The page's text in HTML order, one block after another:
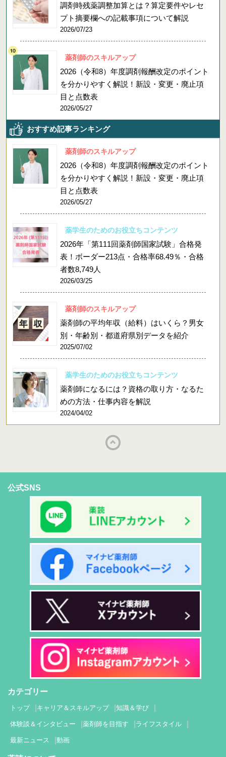
調剤時残薬調整加算とは？算定要件やレセ
プト摘要欄への記載事項について解説
2026/07/23
薬剤師のスキルアップ
2026（令和8）年度調剤報酬改定のポイント
を分かりやすく解説！新設・変更・廃止項
目と点数表
2026/05/27
おすすめ記事ランキング
薬剤師のスキルアップ
2026（令和8）年度調剤報酬改定のポイント
を分かりやすく解説！新設・変更・廃止項
目と点数表
2026/05/27
薬学生のためのお役立ちコンテンツ
2026年「第111回薬剤師国家試験」合格発
表！ボーダー213点・合格率68.49％・合格
者数8,749人
2026/03/25
薬剤師のスキルアップ
薬剤師の平均年収（給料）はいくら？男女
別・年齢別・都道府県別データを紹介
2025/07/02
薬学生のためのお役立ちコンテンツ
薬剤師になるには？資格の取り方・なるた
めの方法・仕事内容を解説
2024/04/02
公式SNS
カテゴリー
トップ キャリア＆スキルアップ 知識＆学び
体験談＆インタビュー 薬剤師を目指す ライフスタイル
最新ニュース 動画